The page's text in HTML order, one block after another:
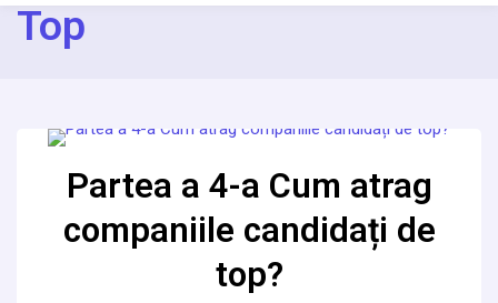
Top
Partea a 4-a Cum atrag
companiile candidați de
top?